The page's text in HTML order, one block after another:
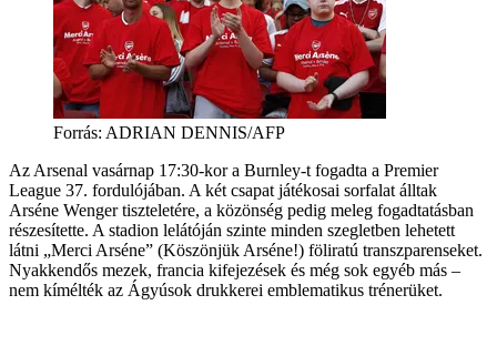
Forrás: ADRIAN DENNIS/AFP
Az Arsenal vasárnap 17:30-kor a Burnley-t fogadta a Premier
League 37. fordulójában. A két csapat játékosai sorfalat álltak
Arséne Wenger tiszteletére, a közönség pedig meleg fogadtatásban
részesítette. A stadion lelátóján szinte minden szegletben lehetett
látni „Merci Arséne” (Köszönjük Arséne!) föliratú transzparenseket.
Nyakkendős mezek, francia kifejezések és még sok egyéb más –
nem kímélték az Ágyúsok drukkerei emblematikus trénerüket.